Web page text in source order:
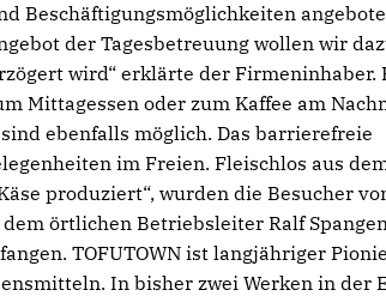
Beschäftigungsmöglichkeiten
der Tagesbetreuung wollen wir
wird“ erklärte der Firmeninhaber.
Mittagessen oder zum Kaffee am
ebenfalls möglich. Das barrierefreie
im Freien. Fleischlos aus
produziert“, wurden die Besucher
örtlichen Betriebsleiter Ralf
TOFUTOWN ist langjähriger
In bisher zwei Werken in der